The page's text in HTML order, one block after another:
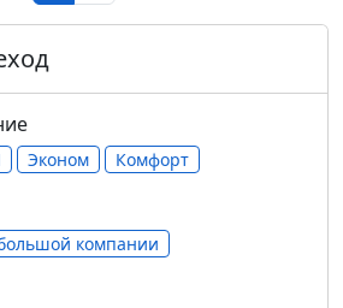
Эконом Комфорт
компании